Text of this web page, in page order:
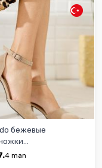
бежевые
4 man